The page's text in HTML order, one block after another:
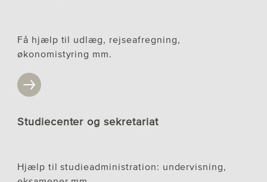
Få hjælp til udlæg, rejseafregning,
økonomistyring mm.
Studiecenter og sekretariat
Hjælp til studieadministration: undervisning,